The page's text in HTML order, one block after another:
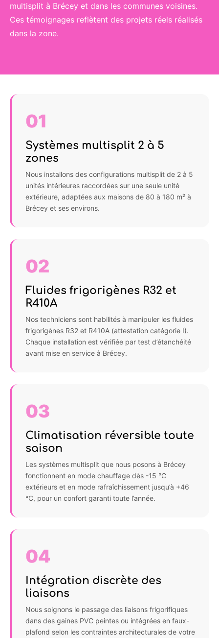
multisplit à Brécey et dans les communes voisines.
Ces témoignages reflètent des projets réels réalisés
dans la zone.
01
Systèmes multisplit 2 à 5
zones
Nous installons des configurations multisplit de 2 à 5
unités intérieures raccordées sur une seule unité
extérieure, adaptées aux maisons de 80 à 180 m² à
Brécey et ses environs.
02
Fluides frigorigènes R32 et
R410A
Nos techniciens sont habilités à manipuler les fluides
frigorigènes R32 et R410A (attestation catégorie I).
Chaque installation est vérifiée par test d’étanchéité
avant mise en service à Brécey.
03
Climatisation réversible toute
saison
Les systèmes multisplit que nous posons à Brécey
fonctionnent en mode chauffage dès -15 °C
extérieurs et en mode rafraîchissement jusqu’à +46
°C, pour un confort garanti toute l’année.
04
Intégration discrète des
liaisons
Nous soignons le passage des liaisons frigorifiques
dans des gaines PVC peintes ou intégrées en faux-
plafond selon les contraintes architecturales de votre